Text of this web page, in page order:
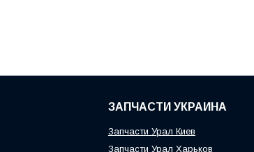
ЗАПЧАСТИ УКРАИНА
Запчасти Урал Киев
Запчасти Урал Харьков